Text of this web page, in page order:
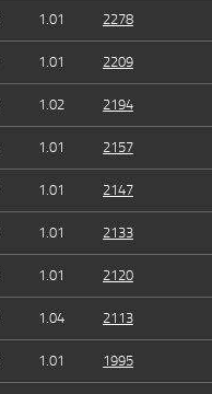
1.01 2278
1.01 2209
1.02 2194
1.01 2157
1.01 2147
1.01 2133
1.01 2120
1.04 2113
1.01 1995